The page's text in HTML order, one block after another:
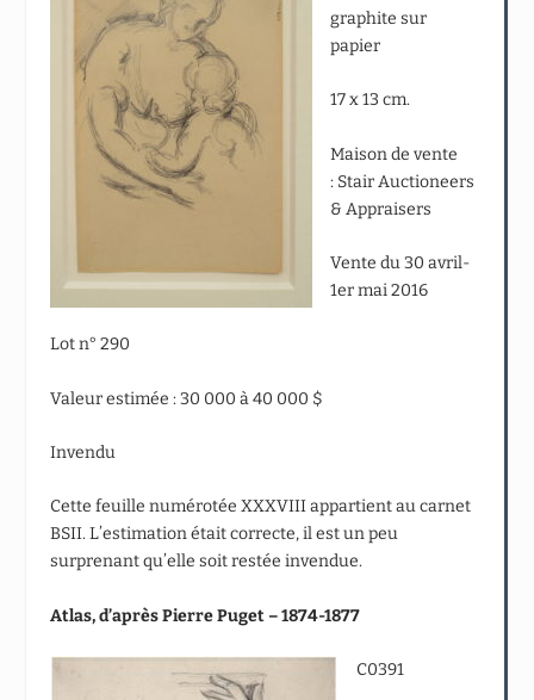
graphite sur
papier
17 x 13 cm.
Maison de vente
: Stair Auctioneers
& Appraisers
Vente du 30 avril-
1er mai 2016
Lot n° 290
Valeur estimée : 30 000 à 40 000 $
Invendu
Cette feuille numérotée XXXVIII appartient au carnet
BSII. L’estimation était correcte, il est un peu
surprenant qu’elle soit restée invendue.
Atlas, d’après Pierre Puget – 1874-1877
C0391